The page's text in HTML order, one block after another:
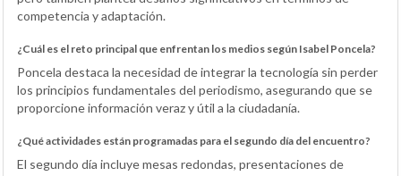
competencia y adaptación.
¿Cuál es el reto principal que enfrentan los medios según Isabel Poncela?
Poncela destaca la necesidad de integrar la tecnología sin perder
los principios fundamentales del periodismo, asegurando que se
proporcione información veraz y útil a la ciudadanía.
¿Qué actividades están programadas para el segundo día del encuentro?
El segundo día incluye mesas redondas, presentaciones de